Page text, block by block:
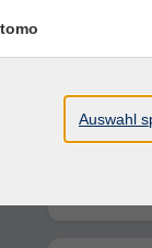
Auswahl